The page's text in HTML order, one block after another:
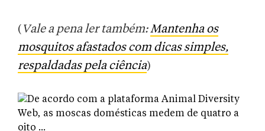
( Vale a pena ler também:Mantenha os
mosquitos afastados com dicas simples,
respaldadas pela ciência)